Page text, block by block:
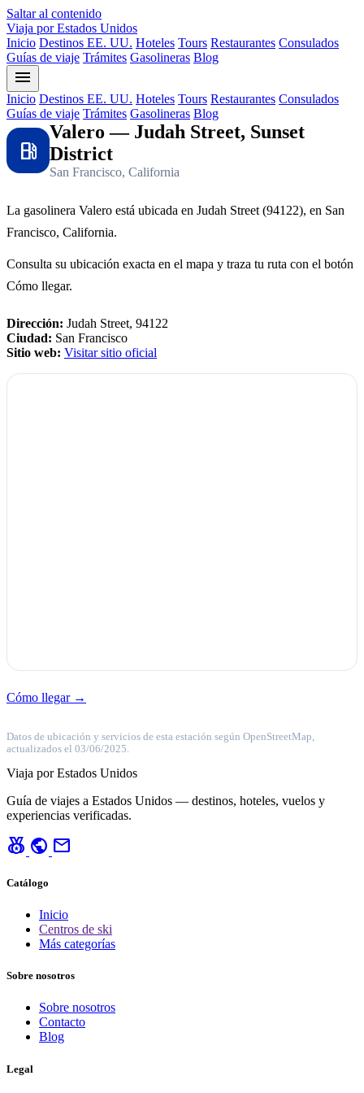
Saltar al contenido
Viaja por Estados Unidos
Inicio Destinos EE. UU. Hoteles Tours Restaurantes Consulados
Guías de viaje Trámites Gasolineras Blog
menu
Inicio Destinos EE. UU. Hoteles Tours Restaurantes Consulados
Guías de viaje Trámites Gasolineras Blog
local_gas_station
Valero — Judah Street, Sunset
District
San Francisco, California
La gasolinera Valero está ubicada en Judah Street (94122), en San
Francisco, California.
Consulta su ubicación exacta en el mapa y traza tu ruta con el botón
Cómo llegar.
Dirección: Judah Street, 94122
Ciudad: San Francisco
Sitio web: Visitar sitio oficial
Cómo llegar →
Datos de ubicación y servicios de esta estación según OpenStreetMap,
actualizados el 03/06/2025.
Viaja por Estados Unidos
Guía de viajes a Estados Unidos — destinos, hoteles, vuelos y
experiencias verificadas.
social_leaderboard public mail
Catálogo
Inicio
Centros de ski
Más categorías
Sobre nosotros
Sobre nosotros
Contacto
Blog
Legal